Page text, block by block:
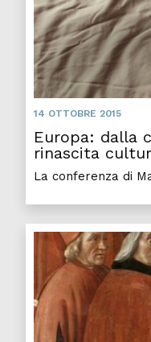
14 OTTOBRE 2015
Europa: dalla
rinascita
La conferenza di